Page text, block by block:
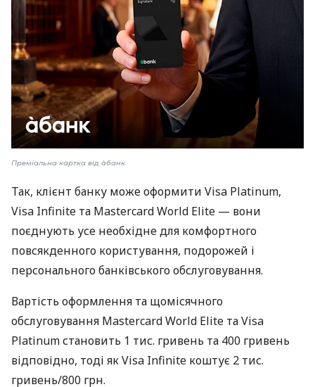
Преміальна картка від àбанк
Так, клієнт банку може оформити Visa Platinum,
Visa Infinite та Mastercard World Elite — вони
поєднують усе необхідне для комфортного
повсякденного користування, подорожей і
персонального банківського обслуговування.
Вартість оформлення та щомісячного
обслуговування Mastercard World Elite та Visa
Platinum становить 1 тис. гривень та 400 гривень
відповідно, тоді як Visa Infinite коштує 2 тис.
гривень/800 грн.